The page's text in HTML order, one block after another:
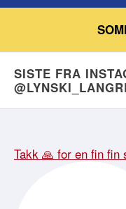
SISTE FRA
Takk 🙏 for en fin